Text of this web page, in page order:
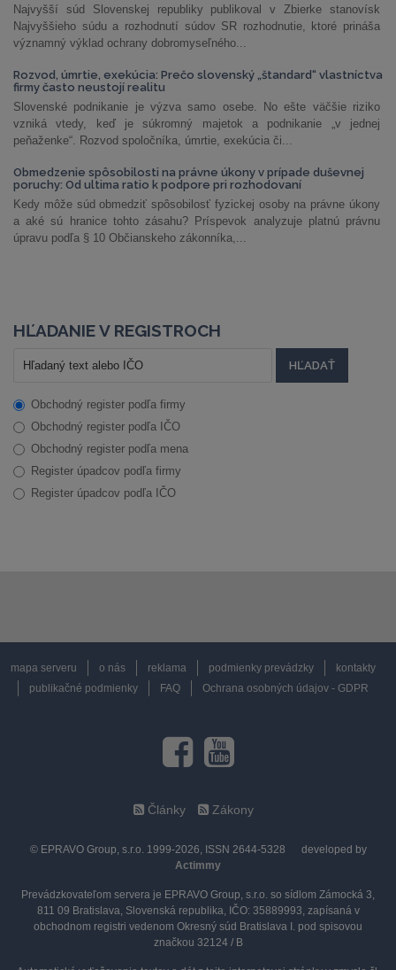
Najvyšší súd Slovenskej republiky publikoval v Zbierke stanovísk
Najvyššieho súdu a rozhodnutí súdov SR rozhodnutie, ktoré prináša
významný výklad ochrany dobromyseľného...
Rozvod, úmrtie, exekúcia: Prečo slovenský „štandard“ vlastníctva
firmy často neustojí realitu
Slovenské podnikanie je výzva samo osebe. No ešte väčšie riziko
vzniká vtedy, keď je súkromný majetok a podnikanie „v jednej
peňaženke“. Rozvod spoločníka, úmrtie, exekúcia či...
Obmedzenie spôsobilosti na právne úkony v prípade duševnej
poruchy: Od ultima ratio k podpore pri rozhodovaní
Kedy môže súd obmedziť spôsobilosť fyzickej osoby na právne úkony
a aké sú hranice tohto zásahu? Príspevok analyzuje platnú právnu
úpravu podľa § 10 Občianskeho zákonníka,...
HĽADANIE V REGISTROCH
Obchodný register podľa firmy
Obchodný register podľa IČO
Obchodný register podľa mena
Register úpadcov podľa firmy
Register úpadcov podľa IČO
mapa serveru o nás reklama podmienky prevádzky
kontakty
publikačné podmienky
FAQ Ochrana osobných údajov - GDPR
Články Zákony
© EPRAVO Group, s.r.o. 1999-2026, ISSN 2644-5328
developed by
Actimmy
Prevádzkovateľom servera je EPRAVO Group, s.r.o. so sídlom Zámocká 3,
811 09 Bratislava, Slovenská republika, IČO: 35889993, zapísaná v
obchodnom registri vedenom Okresný súd Bratislava I. pod spisovou
značkou 32124 / B